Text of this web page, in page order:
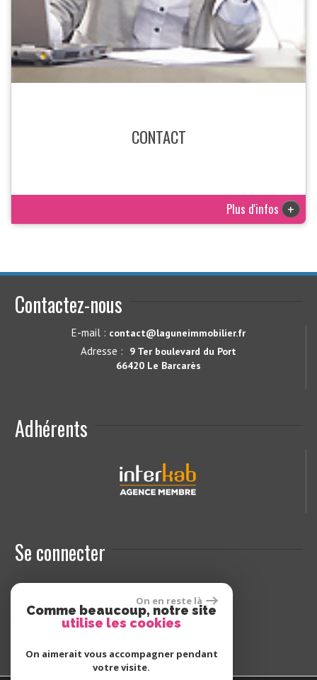
CONTACT
Plus d'infos +
Contactez-nous
E-mail : contact@laguneimmobilier.fr
Adresse :
9 Ter boulevard du Port
66420 Le Barcarès
Adhérents
Se connecter
Espace propriétaires
On en reste là
Comme beaucoup, notre site
utilise les cookies
On aimerait vous accompagner pendant
votre visite.